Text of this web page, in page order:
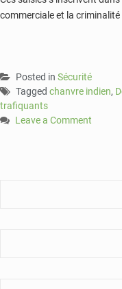
commerciale et la
Posted in Sécurité
Tagged chanvre indien,
trafiquants
Leave a Comment